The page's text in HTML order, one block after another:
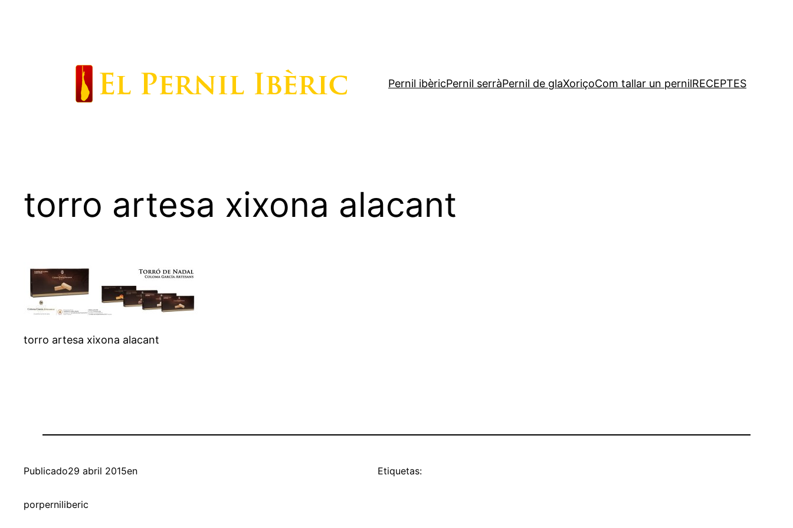
Pernil ibèricPernil serràPernil de glaXoriçoCom tallar un pernilRECEPTES
torro artesa xixona alacant
torro artesa xixona alacant
Publicado29 abril 2015en
porperniliberic
Etiquetas: